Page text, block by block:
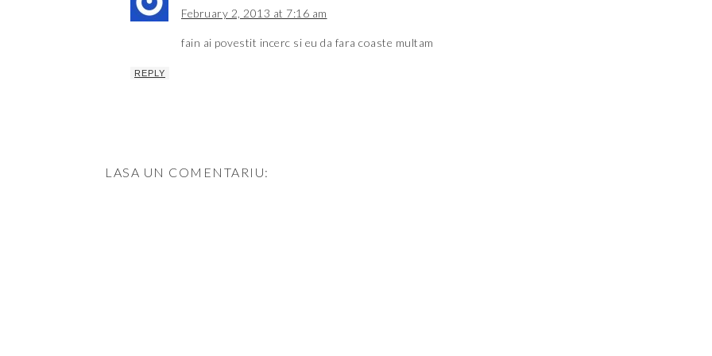
February 2, 2013 at 7:16 am
fain ai povestit incerc si eu da fara coaste multam
REPLY
LASA UN COMENTARIU: